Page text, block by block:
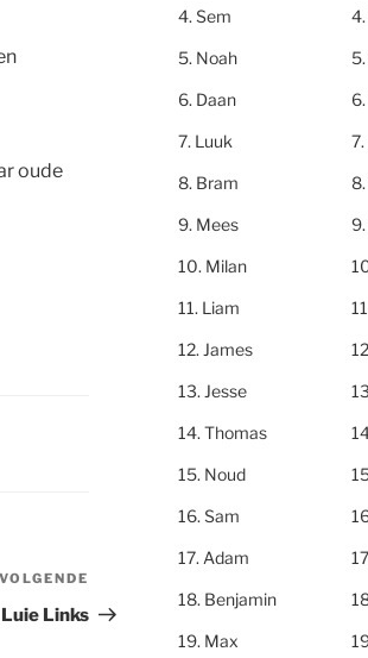
oude
bericht
VOLGENDE
Luie Links
Sem
Noah
Daan
Luuk
Bram
Mees
Milan
Liam
James
Jesse
Thomas
Noud
Sam
Adam
Benjamin
Max